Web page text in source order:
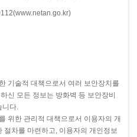
기술적 대책으로서 여러 보안장치를
신 모든 정보는 방화벽 등 보안장비
니다.
위한 관리적 대책으로서 이용자의 개
절차를 마련하고, 이용자의 개인정보